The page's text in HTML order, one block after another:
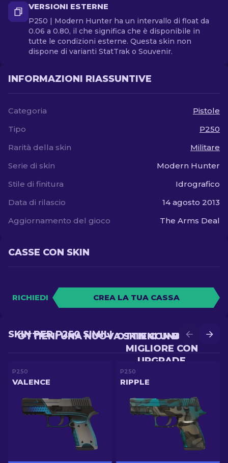
VERSIONI ESTERNE
P250 | Modern Hunter ha un intervallo di float da
0.06 a 0.80, il che significa che è disponibile in
tutte le condizioni esterne. Questa skin non
dispone di varianti StatTrak o Souvenir.
INFORMAZIONI RIASSUNTIVE
Categoria
Pistole
Tipo
P250
Rarità della skin
Militare
Serie di skin
Modern Hunter
Stile di finitura
Idrografico
Data di rilascio
14 agosto 2013
Aggiornamento del gioco
The Arms Deal
CASSE CON SKIN
RICHIEDI CREA LA TUA CASSA
OTTIENI UNA SKIN
MIGLIORE CON
UPGRADE
OTTIENI UNA NUOVA SKIN CON BATTLE
SKIN PER P250 SIMILI
P250
VALENCE
P250
RIPPLE